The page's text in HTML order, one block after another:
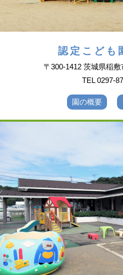
認定こども
〒300-1412 茨城県稲
TEL 0297-
園の概要